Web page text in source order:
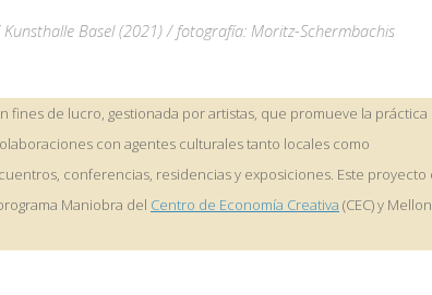
Kunsthalle Basel (2021) / fotografía: Moritz-Schermbachis
fines de lucro, gestionada por artistas, que promueve la práctica
con agentes culturales tanto locales como
conferencias, residencias y exposiciones. Este proyecto
Maniobra del Centro de Economía Creativa (CEC) y Mellon